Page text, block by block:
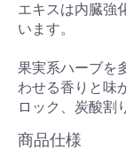
エキスは内臓強
います。
果実系ハーブを
わせる香りと味
ロック、炭酸割
商品仕様